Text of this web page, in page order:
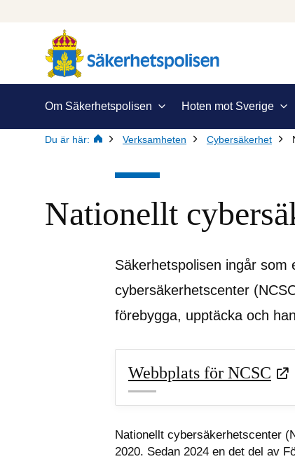
Om Säkerhetspolisen Hoten mot Sverige
Du är här: Verksamheten Cybersäkerhet
Nationellt
Säkerhetspolisen ingår
cybersäkerhetscenter
förebygga, upptäcka och
Webbplats för NCSC
Nationellt cybersäkerhetscenter
2020. Sedan 2024 en det del av